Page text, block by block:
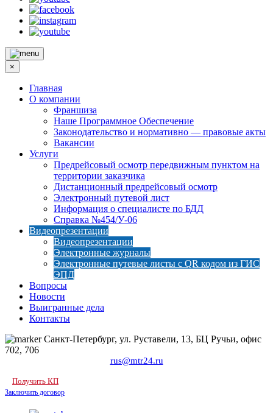
×
Главная
О компании
Франшиза
Наше Программное Обеспечение
Законодательство и нормативно — правовые акты
Вакансии
Услуги
Предрейсовый осмотр передвижным пунктом на
территории заказчика
Дистанционный предрейсовый осмотр
Электронный путевой лист
Информация о специалисте по БДД
Справка №454/У-06
Видеопрезентации
Видеопрезентации
Электронные журналы
Электронные путевые листы с QR кодом из ГИС
ЭПД
Вопросы
Новости
Выигранные дела
Контакты
Санкт-Петербург, ул. Руставели, 13, БЦ Ручьи, офис
702, 706
rus@mtr24.ru
Получить КП
Заключить договор